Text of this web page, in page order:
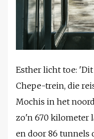
Esther licht toe: 'Dit
Chepe-trein, die
Mochis in het
zo'n 670 kilometer
en door 86 tunnels